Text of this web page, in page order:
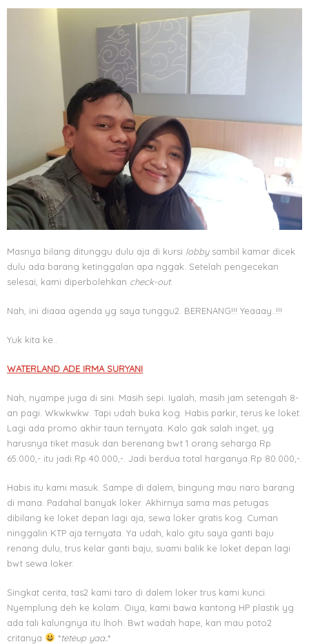
Masnya bilang ditunggu dulu aja di kursi lobbysambil kamar dicek
dulu ada barang ketinggalan apa nggak. Setelah pengecekan
selesai, kami diperbolehkan check-out.
Nah, ini diaaa agenda yg saya tunggu2. BERENANG!!! Yeaaay..!!!
Yuk kita ke..
WATERLAND ADE IRMA SURYANI
Nah, nyampe juga di sini. Masih sepi. Iyalah, masih jam setengah 8-
an pagi. Wkwkwkw. Tapi udah buka kog. Habis parkir, terus ke loket.
Lagi ada promo akhir taun ternyata. Kalo gak salah inget, yg
harusnya tiket masuk dan berenang bwt 1 orang seharga Rp
65.000,- itu jadi Rp 40.000,-. Jadi berdua total harganya Rp 80.000,-.
Habis itu kami masuk. Sampe di dalem, bingung mau naro barang
di mana. Padahal banyak loker. Akhirnya sama mas petugas
dibilang ke loket depan lagi aja, sewa loker gratis kog. Cuman
ninggalin KTP aja ternyata. Ya udah, kalo gitu saya ganti baju
renang dulu, trus kelar ganti baju, suami balik ke loket depan lagi
bwt sewa loker.
Singkat cerita, tas2 kami taro di dalem loker trus kami kunci.
Nyemplung deh ke kolam. Oiya, kami bawa kantong HP plastik yg
ada tali kalungnya itu lhoh. Bwt wadah hape, kan mau poto2
critanya
*teteup yaa..*